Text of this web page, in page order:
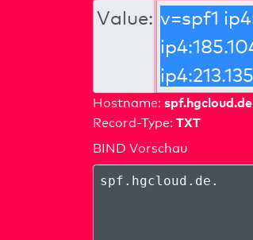
Value:
Hostname: spf.hgcloud.de
Record-Type: TXT
BIND Vorschau
spf.hgcloud.de .